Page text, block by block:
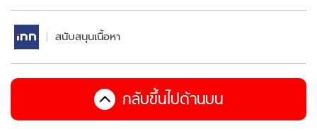
สนับสนุนเนื้อหา
กลับขึ้นไปด้านบน